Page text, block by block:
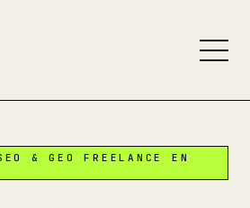
& GEO FREELANCE EN